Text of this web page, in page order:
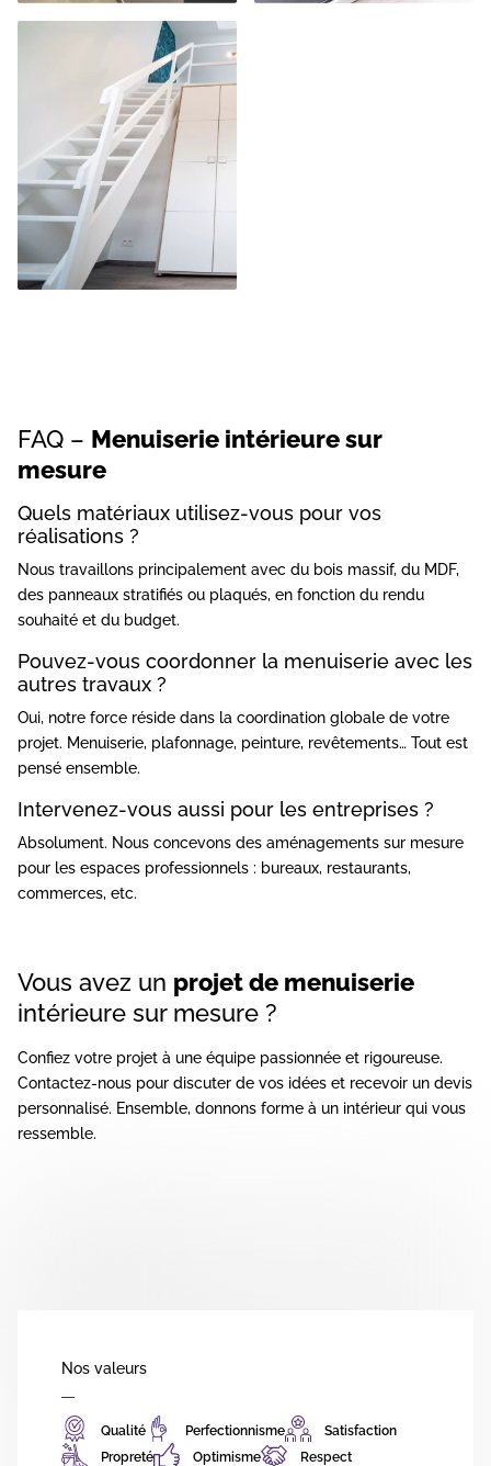
FAQ – Menuiserie intérieure sur
mesure
Quels matériaux utilisez-vous pour vos
réalisations ?
Nous travaillons principalement avec du bois massif, du MDF,
des panneaux stratifiés ou plaqués, en fonction du rendu
souhaité et du budget.
Pouvez-vous coordonner la menuiserie avec les
autres travaux ?
Oui, notre force réside dans la coordination globale de votre
projet. Menuiserie, plafonnage, peinture, revêtements… Tout est
pensé ensemble.
Intervenez-vous aussi pour les entreprises ?
Absolument. Nous concevons des aménagements sur mesure
pour les espaces professionnels : bureaux, restaurants,
commerces, etc.
Vous avez un projet de menuiserie
intérieure sur mesure ?
Confiez votre projet à une équipe passionnée et rigoureuse.
Contactez-nous pour discuter de vos idées et recevoir un devis
personnalisé. Ensemble, donnons forme à un intérieur qui vous
ressemble.
Nos valeurs
Qualité Perfectionnisme
Satisfaction
Propreté
Optimisme Respect